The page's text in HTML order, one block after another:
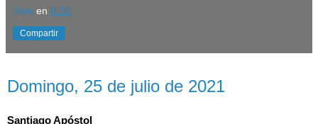
Satu en 0:00
Compartir
Domingo, 25 de julio de 2021
Santiago Apóstol